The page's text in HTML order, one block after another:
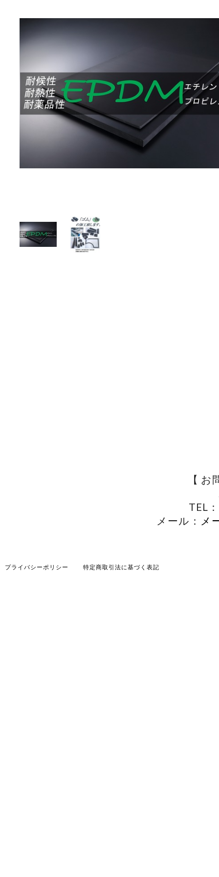
【
TEL
メール： メ
プライバシーポリシー 特定商取引法に基づく表記